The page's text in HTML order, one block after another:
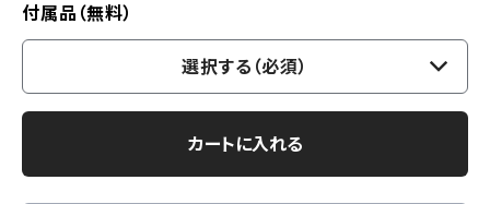
付属品（無料）
選択する（必須）
カートに入れる